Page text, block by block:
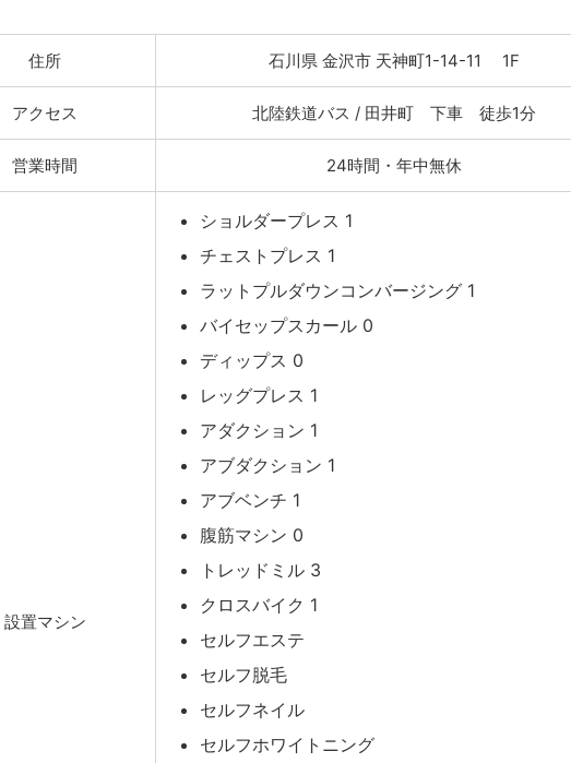
住所 石川県 金沢市 天神町1-14-11 1F
アクセス 北陸鉄道バス / 田井町 下車 徒歩1分
営業時間 24時間・年中無休
設置マシン
ショルダープレス 1
チェストプレス 1
ラットプルダウンコンバージング 1
バイセップスカール 0
ディップス 0
レッグプレス 1
アダクション 1
アブダクション 1
アブベンチ 1
腹筋マシン 0
トレッドミル 3
クロスバイク 1
セルフエステ
セルフ脱毛
セルフネイル
セルフホワイトニング